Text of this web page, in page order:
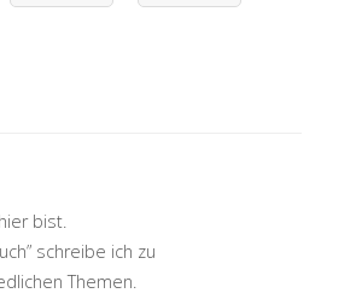
bist.
schreibe ich zu
Themen.